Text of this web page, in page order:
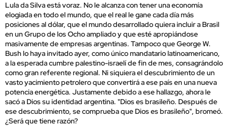
Lula da Silva está voraz. No le alcanza con tener una economía
elogiada en todo el mundo, que el real le gane cada día más
posiciones al dólar, que el mundo desarrollado quiera incluir a Brasil
en un Grupo de los Ocho ampliado y que esté apropiándose
masivamente de empresas argentinas. Tampoco que George W.
Bush lo haya invitado ayer, como único mandatario latinoamericano,
a la esperada cumbre palestino-israelí de fin de mes, consagrándolo
como gran referente regional. Ni siquiera el descubrimiento de un
vasto yacimiento petrolero que convertirá a ese país en una nueva
potencia energética. Justamente debido a ese hallazgo, ahora le
sacó a Dios su identidad argentina. "Dios es brasileño. Después de
ese descubrimiento, se comprueba que Dios es brasileño", bromeó.
¿Será que tiene razón?